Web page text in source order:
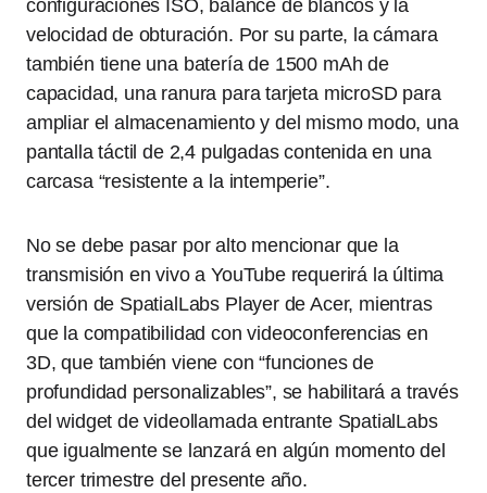
configuraciones ISO, balance de blancos y la
velocidad de obturación. Por su parte, la cámara
también tiene una batería de 1500 mAh de
capacidad, una ranura para tarjeta microSD para
ampliar el almacenamiento y del mismo modo, una
pantalla táctil de 2,4 pulgadas contenida en una
carcasa “resistente a la intemperie”.
No se debe pasar por alto mencionar que la
transmisión en vivo a YouTube requerirá la última
versión de SpatialLabs Player de Acer, mientras
que la compatibilidad con videoconferencias en
3D, que también viene con “funciones de
profundidad personalizables”, se habilitará a través
del widget de videollamada entrante SpatialLabs
que igualmente se lanzará en algún momento del
tercer trimestre del presente año.